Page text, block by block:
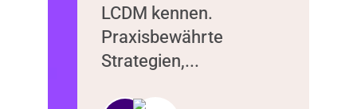
LCDM kennen.
Praxisbewährte
Strategien,...